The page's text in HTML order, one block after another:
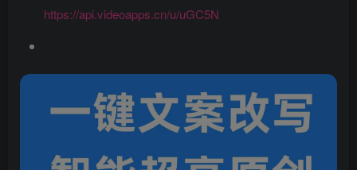
https://api.videoapps.cn/u/uGC5N